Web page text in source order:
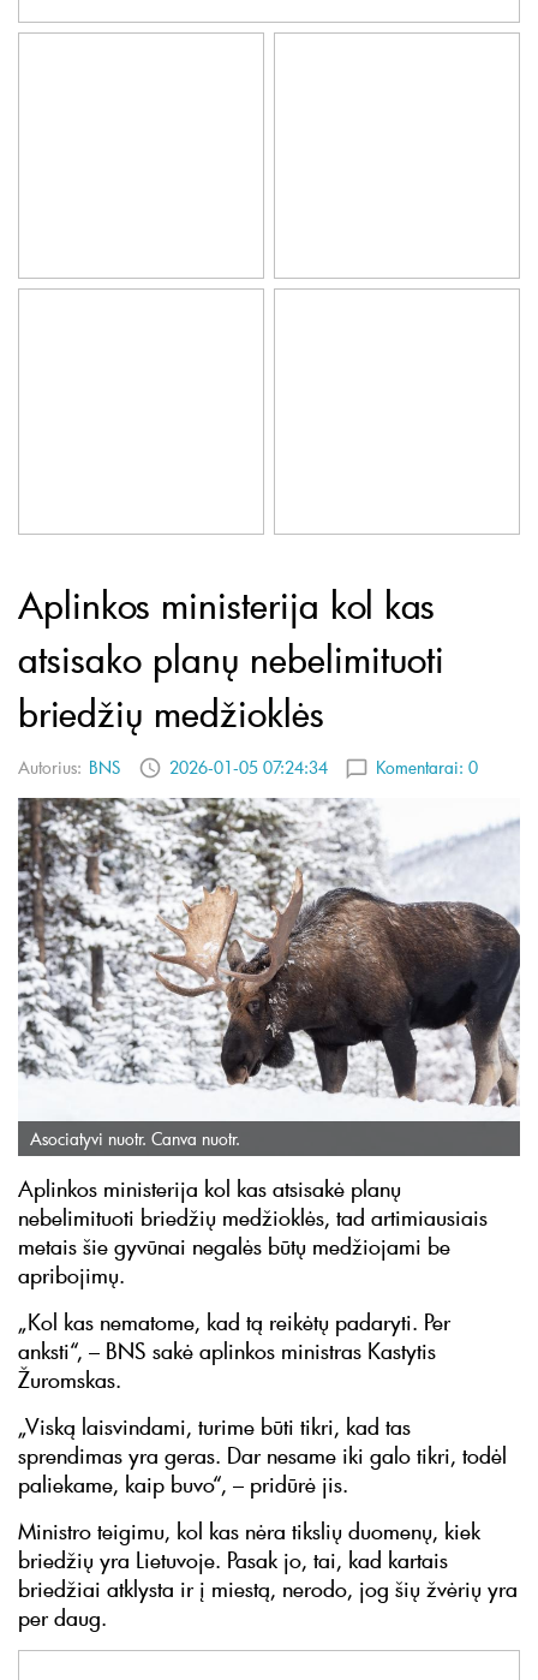
Aplinkos ministerija kol kas
atsisako planų nebelimituoti
briedžių medžioklės
Autorius: BNS 2026-01-05 07:24:34 Komentarai: 0
Asociatyvi nuotr. Canva nuotr.
Aplinkos ministerija kol kas atsisakė planų
nebelimituoti briedžių medžioklės, tad artimiausiais
metais šie gyvūnai negalės būtų medžiojami be
apribojimų.
„Kol kas nematome, kad tą reikėtų padaryti. Per
anksti“, – BNS sakė aplinkos ministras Kastytis
Žuromskas.
„Viską laisvindami, turime būti tikri, kad tas
sprendimas yra geras. Dar nesame iki galo tikri, todėl
paliekame, kaip buvo“, – pridūrė jis.
Ministro teigimu, kol kas nėra tikslių duomenų, kiek
briedžių yra Lietuvoje. Pasak jo, tai, kad kartais
briedžiai atklysta ir į miestą, nerodo, jog šių žvėrių yra
per daug.